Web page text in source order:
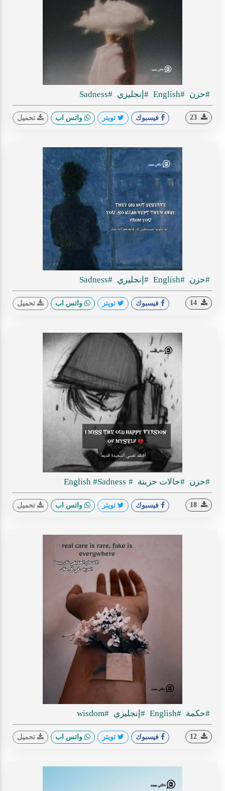
#حزن #English #إنجليزي #Sadness
فيسبوك تويتر واتس اب تحميل
#حزن #English #إنجليزي #Sadness
فيسبوك تويتر واتس اب تحميل
#حزن #حالات حزينة #English
#Sadness
فيسبوك تويتر واتس اب تحميل
#حكمة #English #إنجليزي #wisdom
فيسبوك تويتر واتس اب تحميل